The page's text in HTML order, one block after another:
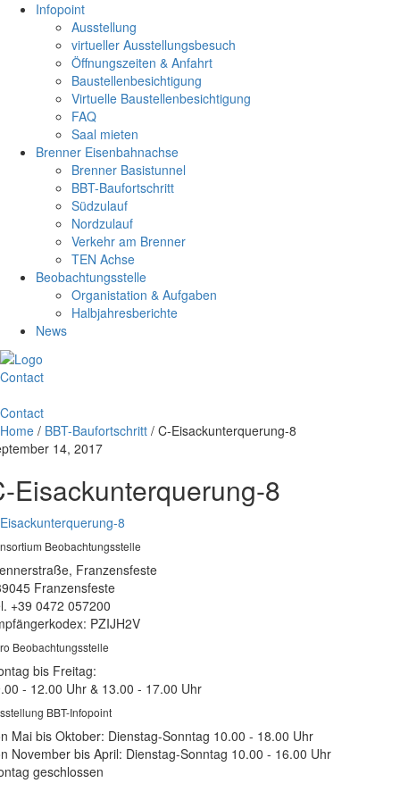
Infopoint
Ausstellung
virtueller Ausstellungsbesuch
Öffnungszeiten & Anfahrt
Baustellenbesichtigung
Virtuelle Baustellenbesichtigung
FAQ
Saal mieten
Brenner Eisenbahnachse
Brenner Basistunnel
BBT-Baufortschritt
Südzulauf
Nordzulauf
Verkehr am Brenner
TEN Achse
Beobachtungsstelle
Organistation & Aufgaben
Halbjahresberichte
News
Contact
Contact
Home / BBT-Baufortschritt / C-Eisackunterquerung-8
14, 2017
Eisackunterquerung-8
8
Beobachtungsstelle
Franzensfeste
Franzensfeste
+39 0472 057200
PZIJH2V
Beobachtungsstelle
bis Freitag:
- 12.00 Uhr & 13.00 - 17.00 Uhr
BBT-Infopoint
Mai bis Oktober: Dienstag-Sonntag 10.00 - 18.00 Uhr
November bis April: Dienstag-Sonntag 10.00 - 16.00 Uhr
geschlossen